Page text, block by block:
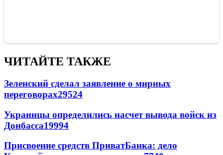
ЧИТАЙТЕ ТАКЖЕ
Зеленский сделал заявление о мирных
переговорах29524
Украинцы определились насчет вывода войск из
Донбасса19994
Присвоение средств ПриватБанка: дело